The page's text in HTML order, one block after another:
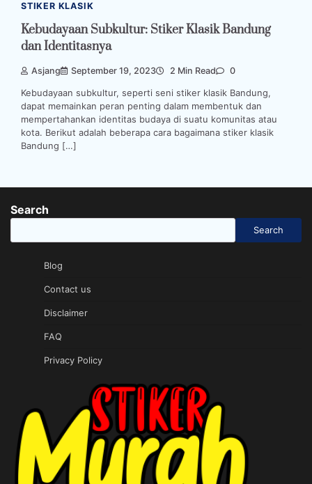
STIKER KLASIK
Kebudayaan Subkultur: Stiker Klasik Bandung
dan Identitasnya
Asjang September 19, 2023 2 Min Read 0
Kebudayaan subkultur, seperti seni stiker klasik Bandung,
dapat memainkan peran penting dalam membentuk dan
mempertahankan identitas budaya di suatu komunitas atau
kota. Berikut adalah beberapa cara bagaimana stiker klasik
Bandung […]
Search
Search
Blog
Contact us
Disclaimer
FAQ
Privacy Policy